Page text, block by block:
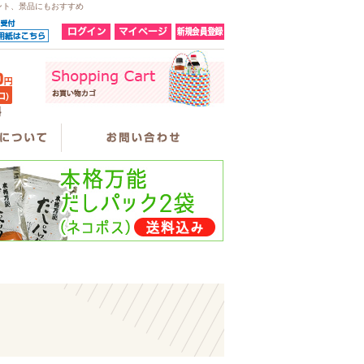
、景品にもおすすめ